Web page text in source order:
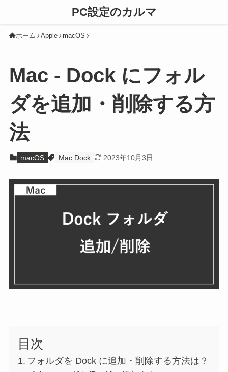
PC設定のカルマ
ホーム Apple macOS
Mac - Dock にフォル
ダを追加・削除する方
法
macOS Mac Dock 2023年10月3日
目次
フォルダを Dock に追加・削除する方法は？